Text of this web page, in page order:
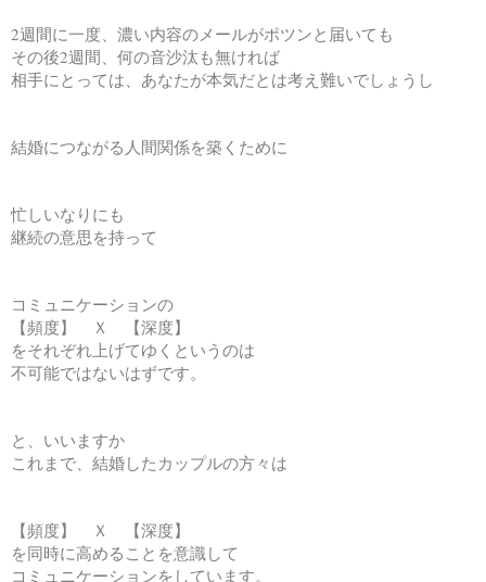
2週間に一度、濃い内容のメールがポツンと届いても
その後2週間、何の音沙汰も無ければ
相手にとっては、あなたが本気だとは考え難いでしょうし
結婚につながる人間関係を築くために
忙しいなりにも
継続の意思を持って
コミュニケーションの
【頻度】 Ｘ 【深度】
をそれぞれ上げてゆくというのは
不可能ではないはずです。
と、いいますか
これまで、結婚したカップルの方々は
【頻度】 Ｘ 【深度】
を同時に高めることを意識して
コミュニケーションをしています。